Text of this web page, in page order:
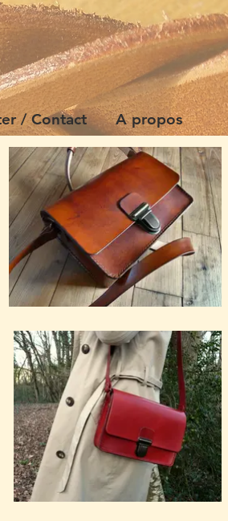
/ Contact A propos